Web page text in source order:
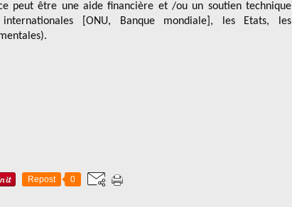
peut être une aide financière et /ou un soutien technique
[ONU, Banque mondiale], les Etats, les
Repost 0